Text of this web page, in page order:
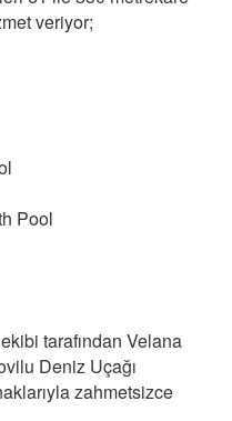
veriyor;
Pool
tarafından Velana
Deniz Uçağı
zahmetsizce